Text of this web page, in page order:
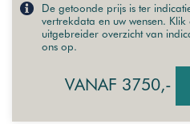
De getoonde prijs is ter
vertrekdata en uw wensen.
uitgebreider overzicht van
ons op.
VANAF 3750,-